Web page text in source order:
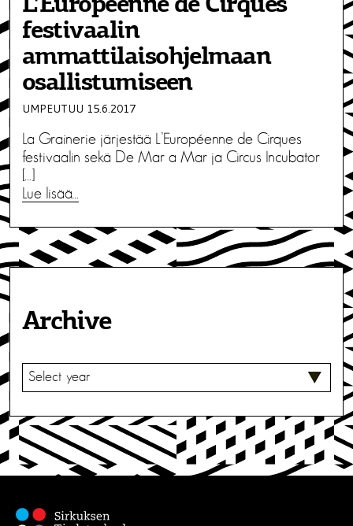
L’Européenne de Cirques
festivaalin
ammattilaisohjelmaan
osallistumiseen
UMPEUTUU 15.6.2017
La Grainerie järjestää L’Européenne de Cirques
festivaalin sekä De Mar a Mar ja Circus Incubator
Lue lisää…
Archive
V
I
T
S
E